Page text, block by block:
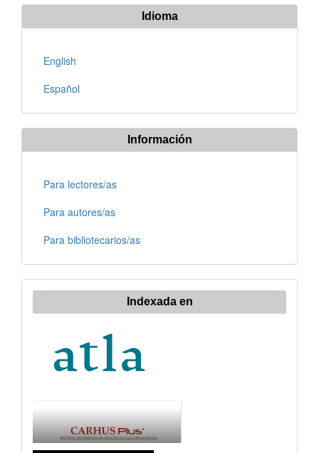
Idioma
English
Español
Información
Para lectores/as
Para autores/as
Para bibliotecarios/as
Indexada en